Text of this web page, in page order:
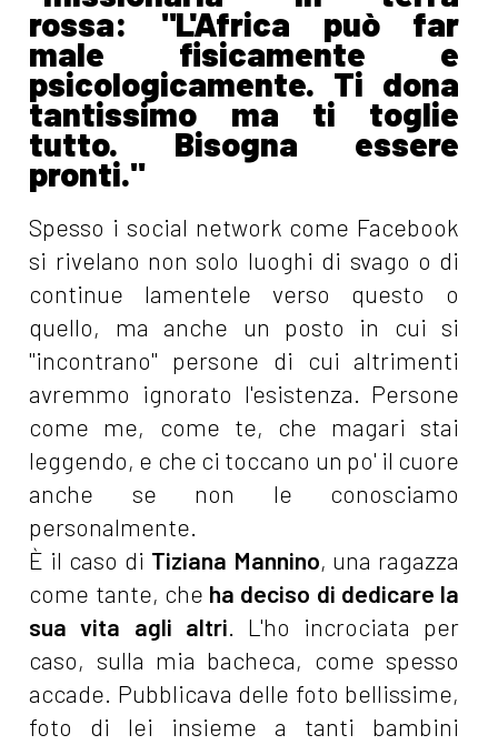
rossa: "L'Africa può far
male fisicamente e
psicologicamente. Ti dona
tantissimo ma ti toglie
tutto. Bisogna essere
pronti."
Spesso i social network come Facebook
si rivelano non solo luoghi di svago o di
continue lamentele verso questo o
quello, ma anche un posto in cui si
"incontrano" persone di cui altrimenti
avremmo ignorato l'esistenza. Persone
come me, come te, che magari stai
leggendo, e che ci toccano un po' il cuore
anche se non le conosciamo
personalmente.
È il caso di Tiziana Mannino, una ragazza
come tante, che ha deciso di dedicare la
sua vita agli altri. L'ho incrociata per
caso, sulla mia bacheca, come spesso
accade. Pubblicava delle foto bellissime,
foto di lei insieme a tanti bambini